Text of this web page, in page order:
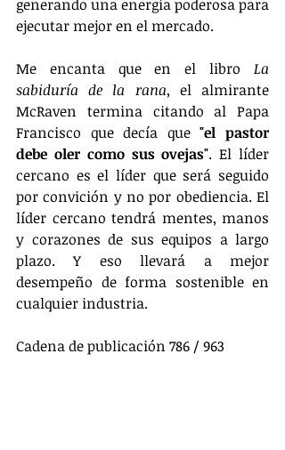
generando una energía poderosa para
ejecutar mejor en el mercado.
Me encanta que en el libro La
sabiduría de la rana, el almirante
McRaven termina citando al Papa
Francisco que decía que "el pastor
debe oler como sus ovejas". El líder
cercano es el líder que será seguido
por convición y no por obediencia. El
líder cercano tendrá mentes, manos
y corazones de sus equipos a largo
plazo. Y eso llevará a mejor
desempeño de forma sostenible en
cualquier industria.
Cadena de publicación 786 / 963